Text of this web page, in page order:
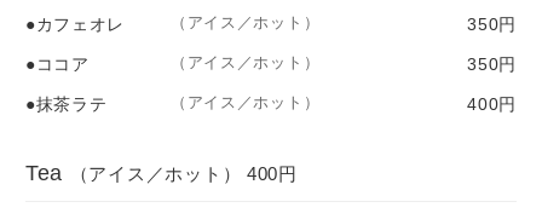
●カフェオレ （アイス／ホット） 350円
●ココア （アイス／ホット） 350円
●抹茶ラテ （アイス／ホット） 400円
Tea （アイス／ホット） 400円